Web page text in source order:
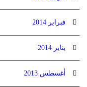
فبراير 2014
يناير 2014
أغسطس 2013